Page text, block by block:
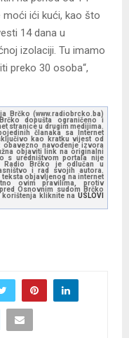
moći ići kući, kao što
14 dana u
izolaciji. Tu imamo
preko 30 osoba“,
Brčko (www.radiobrcko.ba)
dopušta ograničeno i
stranice u drugim medijima.
članaka sa Internet
kao kratku vijest od
navođenje izvora
objaviti link na originalni
s uredništvom portala nije
Radio Brčko je odlučan u
i rad svojih autora.
objavljenog na internet
ovim pravilima, protiv
Osnovnim sudom Brčko
kliknite na USLOVI